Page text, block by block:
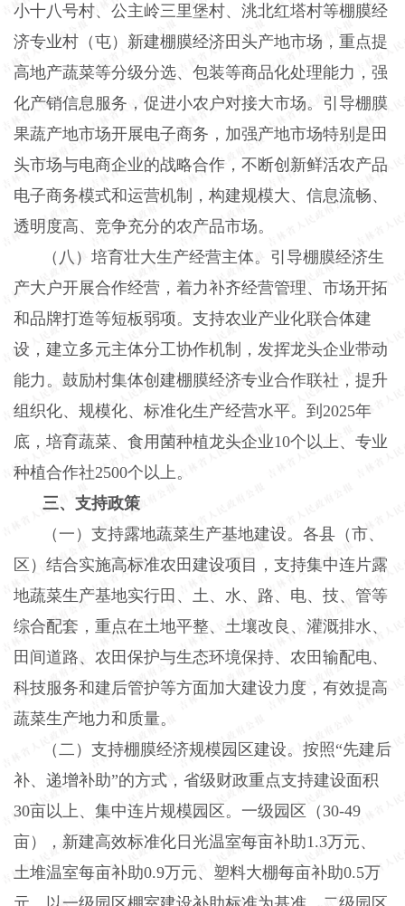
小十八号村、公主岭三里堡村、洮北红塔村等棚膜经
济专业村（屯）新建棚膜经济田头产地市场，重点提
高地产蔬菜等分级分选、包装等商品化处理能力，强
化产销信息服务，促进小农户对接大市场。引导棚膜
果蔬产地市场开展电子商务，加强产地市场特别是田
头市场与电商企业的战略合作，不断创新鲜活农产品
电子商务模式和运营机制，构建规模大、信息流畅、
透明度高、竞争充分的农产品市场。
（八）培育壮大生产经营主体。引导棚膜经济生
产大户开展合作经营，着力补齐经营管理、市场开拓
和品牌打造等短板弱项。支持农业产业化联合体建
设，建立多元主体分工协作机制，发挥龙头企业带动
能力。鼓励村集体创建棚膜经济专业合作联社，提升
组织化、规模化、标准化生产经营水平。到 2025年
底，培育蔬菜、食用菌种植龙头企业10个以上、专业
种植合作社2500个以上。
三、支持政策
（一）支持露地蔬菜生产基地建设。各县（市、
区）结合实施高标准农田建设项目，支持集中连片露
地蔬菜生产基地实行田、土、水、路、电、技、管等
综合配套，重点在土地平整、土壤改良、灌溉排水、
田间道路、农田保护与生态环境保持、农田输配电、
科技服务和建后管护等方面加大建设力度，有效提高
蔬菜生产地力和质量。
（二）支持棚膜经济规模园区建设。按照“先建后
补、递增补助”的方式，省级财政重点支持建设面积
30亩以上、集中连片规模园区。一级园区（30-49
亩），新建高效标准化日光温室每亩补助1.3万元、
土堆温室每亩补助0.9万元、塑料大棚每亩补助0.5万